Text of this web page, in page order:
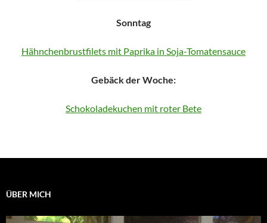
Sonntag
Hähnchenbrustfilets mit Paprika in Soja-Tomatensauce
Gebäck der Woche:
Schokoladekuchen mit roter Bete
ÜBER MICH